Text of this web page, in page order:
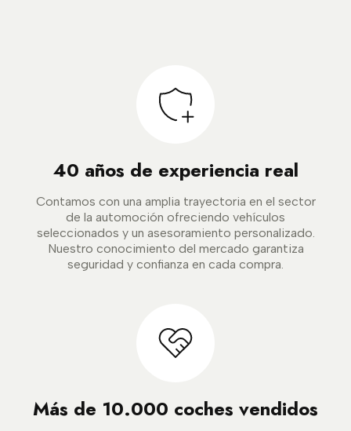
40 años de experiencia real
Contamos con una amplia trayectoria en el sector
de la automoción ofreciendo vehículos
seleccionados y un asesoramiento personalizado.
Nuestro conocimiento del mercado garantiza
seguridad y confianza en cada compra.
Más de 10.000 coches vendidos